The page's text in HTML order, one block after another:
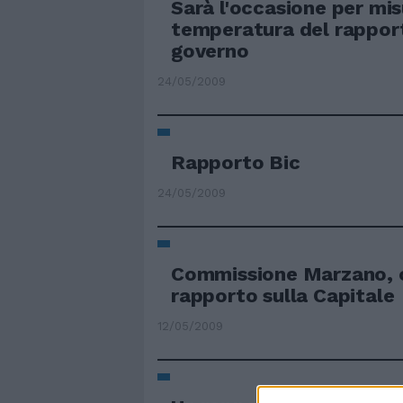
Sarà l'occasione per
temperatura del
governo
24/05/2009
Rapporto Bic
24/05/2009
Commissione Marzano,
rapporto sulla Capitale
12/05/2009